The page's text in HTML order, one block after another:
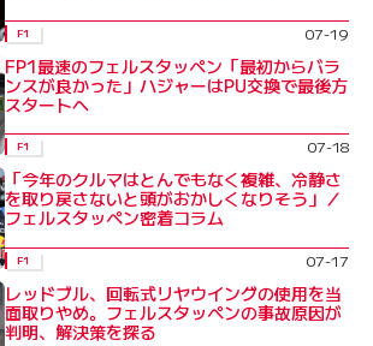
F1 07-19
FP1最速のフェルスタッペン「最初からバラ
ンスが良かった」ハジャーはPU交換で最後方
スタートへ
F1
07-18
「今年のクルマはとんでもなく複雑、冷静さ
を取り戻さないと頭がおかしくなりそう」／
フェルスタッペン密着コラム
F1 07-17
レッドブル、回転式リヤウイングの使用を当
面取りやめ。フェルスタッペンの事故原因が
判明、解決策を探る